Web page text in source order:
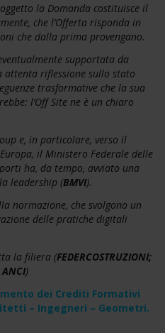
la Domanda costituisce il
che l’Offerta risponda in
che dalla prima provengano.
supportata da
riflessione sullo stato
trasformative che la sua
l’Off Site ne è un chiaro
e, in particolare, verso il
il Ministero Federale delle
ha, da tempo, avviato una
leadership (BMVI).
normazione, che svolgono un
delle pratiche digitali
la filiera (FEDERCOSTRUZIONI;
)
dei Crediti Formativi
– Ingegneri – Geometri.